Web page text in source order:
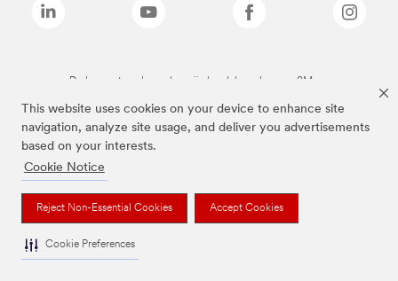
This website uses cookies on your device to enhance site
navigation, analyze site usage, and deliver you advertisements
based on your interests.
Cookie Notice
Reject Non-Essential Cookies Accept Cookies
Cookie Preferences
De bovenstaande merken zijn handelsmerken van 3M.we